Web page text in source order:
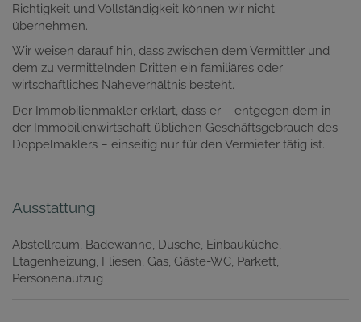
Richtigkeit und Vollständigkeit können wir nicht
übernehmen.
Wir weisen darauf hin, dass zwischen dem Vermittler und
dem zu vermittelnden Dritten ein familiäres oder
wirtschaftliches Naheverhältnis besteht.
Der Immobilienmakler erklärt, dass er – entgegen dem in
der Immobilienwirtschaft üblichen Geschäftsgebrauch des
Doppelmaklers – einseitig nur für den Vermieter tätig ist.
Ausstattung
Abstellraum Badewanne Dusche Einbauküche
Etagenheizung Fliesen Gas Gäste-WC Parkett
Personenaufzug